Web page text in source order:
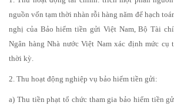
nguồn vốn tạm thời nhàn rỗi hàng năm để hạch
nghị của Bảo hiểm tiền gửi Việt Nam, Bộ Tài
Ngân hàng Nhà nước Việt Nam xác định mức cụ
thời kỳ.
2. Thu hoạt động nghiệp vụ bảo hiểm tiền gửi:
a) Thu tiền phạt tổ chức tham gia bảo hiểm tiền